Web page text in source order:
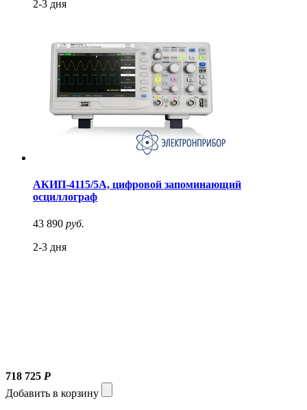
2-3 дня
АКИП-4115/5А, цифровой запоминающий
осциллограф
43 890 руб.
2-3 дня
718 725 Р
Добавить в корзину